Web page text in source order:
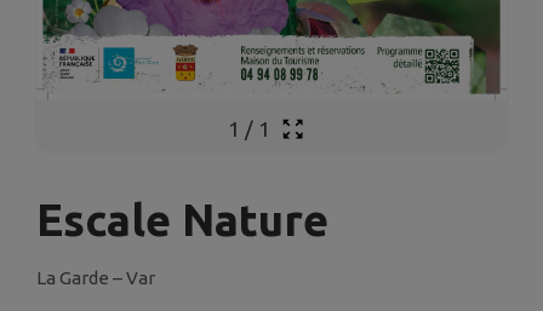
1 / 1
Escale Nature
La Garde – Var